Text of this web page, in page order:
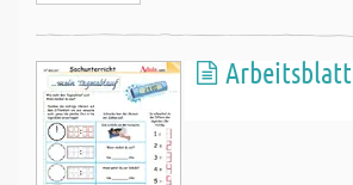
Arbeitsblatt